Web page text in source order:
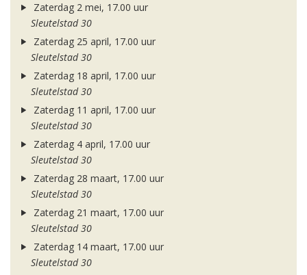
Zaterdag 2 mei, 17.00 uur
Sleutelstad 30
Zaterdag 25 april, 17.00 uur
Sleutelstad 30
Zaterdag 18 april, 17.00 uur
Sleutelstad 30
Zaterdag 11 april, 17.00 uur
Sleutelstad 30
Zaterdag 4 april, 17.00 uur
Sleutelstad 30
Zaterdag 28 maart, 17.00 uur
Sleutelstad 30
Zaterdag 21 maart, 17.00 uur
Sleutelstad 30
Zaterdag 14 maart, 17.00 uur
Sleutelstad 30